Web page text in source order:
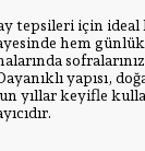
tepsileri için ideal
hem
yapısı,
yıllar keyifle